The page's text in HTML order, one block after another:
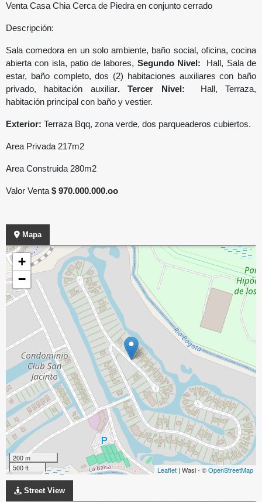
Venta Casa Chia Cerca de Piedra en conjunto cerrado
Descripción:
Sala comedora en un solo ambiente, baño social, oficina, cocina
abierta con isla, patio de labores, Segundo Nivel: Hall, Sala de
estar, baño completo, dos (2) habitaciones auxiliares con baño
privado, habitación auxiliar. Tercer Nivel:
Hall, Terraza,
habitación principal con baño y vestier.
Exterior: Terraza Bqq, zona verde, dos parqueaderos cubiertos.
Area Privada 217m2
Area Construida 280m2
Valor Venta $ 970.000.000.oo
Mapa
+
−
200 m
500 ft
Leaflet | Wasi - ©OpenStreetMap
Street View